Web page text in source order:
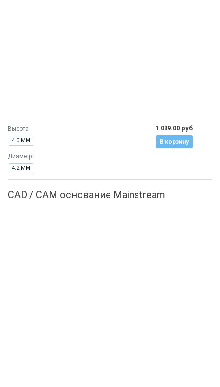
Высота:
4.0 ММ
Диаметр:
4.2 ММ
1 089.00 руб
В корзину
CAD / CAM основание Mainstream